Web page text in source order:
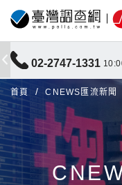
02-2747-1331
首頁 CNEWS匯流新聞